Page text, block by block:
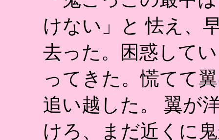
けない」と 怯え、
去った。困惑して
ってきた。慌てて
追い越した。 翼が
けろ、まだ近くに